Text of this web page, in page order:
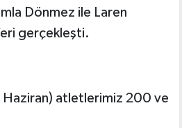
Dönmez ile Laren
gerçekleşti.
Haziran) atletlerimiz 200 ve